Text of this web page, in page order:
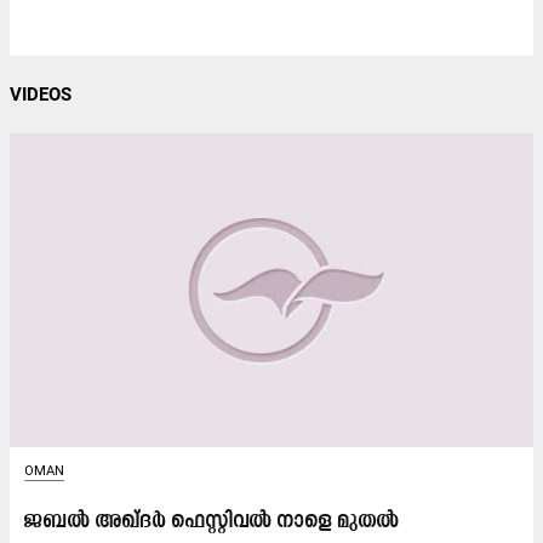
VIDEOS
OMAN
ജബൽ അഖ്ദർ ഫെസ്റ്റിവൽ നാളെ മുതൽ